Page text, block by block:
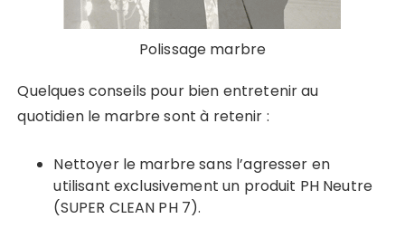
Polissage marbre
Quelques conseils pour bien entretenir au
quotidien le marbre sont à retenir :
Nettoyer le marbre sans l’agresser en
utilisant exclusivement un produit PH Neutre
(SUPER CLEAN PH 7).